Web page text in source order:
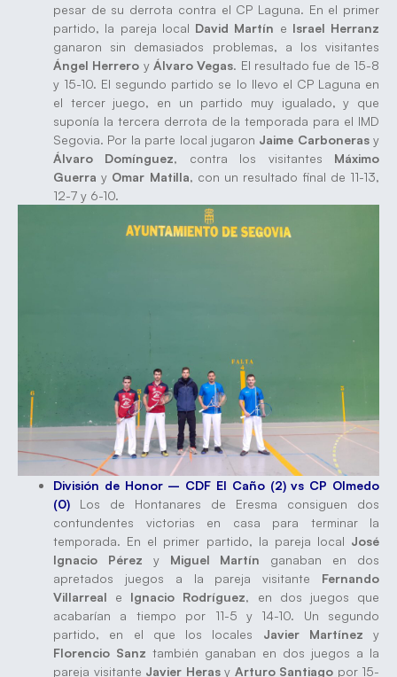
pesar de su derrota contra el CP Laguna. En el primer
partido, la pareja local David Martín e Israel Herranz
ganaron sin demasiados problemas, a los visitantes
Ángel Herrero yÁlvaro Vegas. El resultado fue de 15-8
y 15-10. El segundo partido se lo llevo el CP Laguna en
el tercer juego, en un partido muy igualado, y que
suponía la tercera derrota de la temporada para el IMD
Segovia. Por la parte local jugaron Jaime Carbonerasy
Álvaro Domínguez, contra los visitantes Máximo
Guerra y Omar Matilla, con un resultado final de 11-13,
12-7 y 6-10.
División de Honor – CDF El Caño (2) vs CP Olmedo
(0) Los de Hontanares de Eresma consiguen dos
contundentes victorias en casa para terminar la
temporada. En el primer partido, la pareja local José
Ignacio Pérez y Miguel Martín ganaban en dos
apretados juegos a la pareja visitante Fernando
Villarreal e Ignacio Rodríguez, en dos juegos que
acabarían a tiempo por 11-5 y 14-10. Un segundo
partido, en el que los locales Javier Martínez y
Florencio Sanz también ganaban en dos juegos a la
pareja visitante Javier Herasy Arturo Santiago por 15-